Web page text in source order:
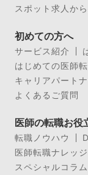
スポット求人か
初めての方へ
サービス紹介
はじめての医師
キャリアパート
よくあるご質問
医師の転職お役
転職ノウハウ
医師転職ナレッジ
スペシャルコラム